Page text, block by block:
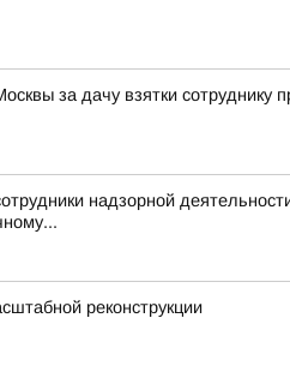
за дачу взятки сотруднику
надзорной
реконструкции